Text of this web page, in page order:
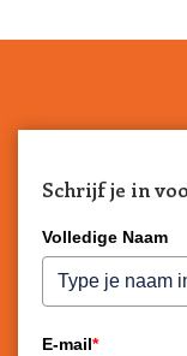
Schrijf je in
Volledige Naam
E-mail*